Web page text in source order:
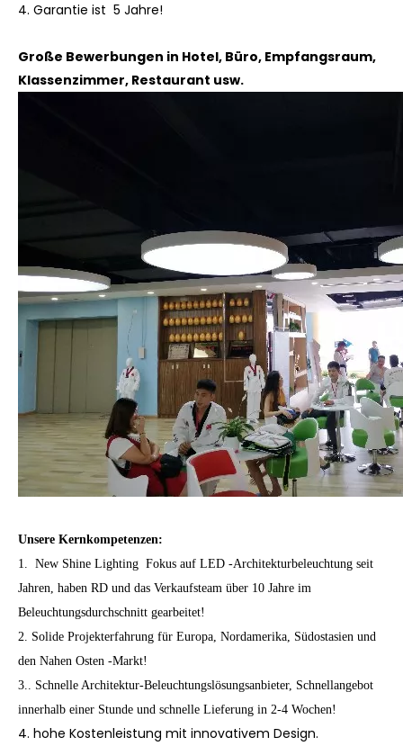
4. Garantie ist 5 Jahre!
Große Bewerbungen in Hotel, Büro, Empfangsraum,
Klassenzimmer, Restaurant usw.
Unsere Kernkompetenzen:
1. New Shine Lighting Fokus auf LED -Architekturbeleuchtung seit
Jahren, haben RD und das Verkaufsteam über 10 Jahre im
Beleuchtungsdurchschnitt gearbeitet!
2. Solide Projekterfahrung für Europa, Nordamerika, Südostasien und
den Nahen Osten -Markt!
3.. Schnelle Architektur-Beleuchtungslösungsanbieter, Schnellangebot
innerhalb einer Stunde und schnelle Lieferung in 2-4 Wochen!
4. hohe Kostenleistung mit innovativem Design.